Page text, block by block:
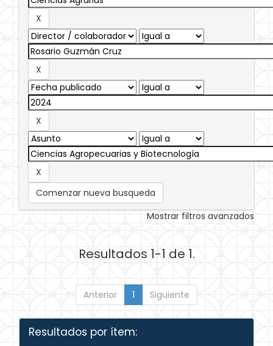
Comenzar nueva busqueda
Mostrar filtros avanzados
Resultados 1-1 de 1.
Anterior 1 Siguiente
Resultados por ítem: